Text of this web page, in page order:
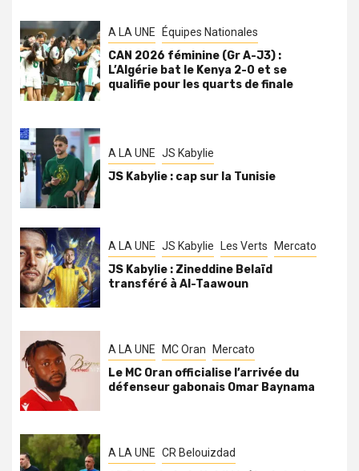
A LA UNE Équipes Nationales
CAN 2026 féminine (Gr A-J3) :
L’Algérie bat le Kenya 2-0 et se
qualifie pour les quarts de finale
A LA UNE JS Kabylie
JS Kabylie : cap sur la Tunisie
A LA UNE JS Kabylie Les Verts Mercato
JS Kabylie : Zineddine Belaïd
transféré à Al-Taawoun
A LA UNE MC Oran Mercato
Le MC Oran officialise l’arrivée du
défenseur gabonais Omar Baynama
A LA UNE CR Belouizdad